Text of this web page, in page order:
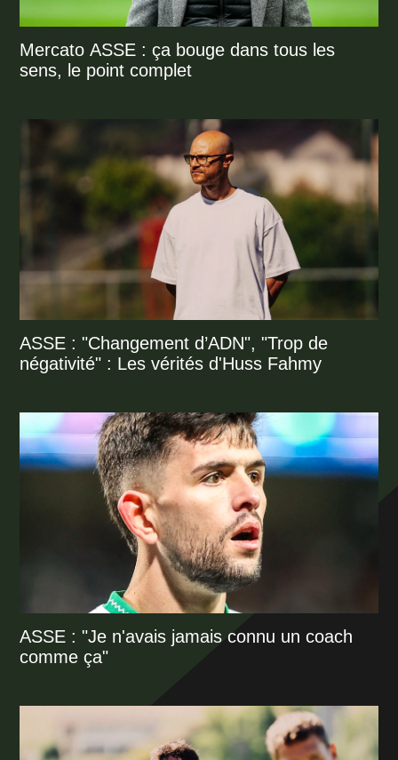
Mercato ASSE : ça bouge dans tous les
sens, le point complet
ASSE : "Changement d’ADN", "Trop de
négativité" : Les vérités d'Huss Fahmy
ASSE : "Je n'avais jamais connu un coach
comme ça"